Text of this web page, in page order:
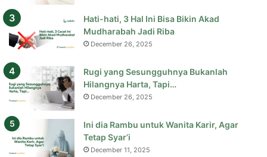
Hati-hati, 3 Hal Ini Bisa Bikin Akad
Mudharabah Jadi Riba
December 26, 2025
Rugi yang Sesungguhnya Bukanlah
Hilangnya Harta, Tapi…
December 26, 2025
Ini dia Rambu untuk Wanita Karir, Agar
Tetap Syar’i
December 11, 2025